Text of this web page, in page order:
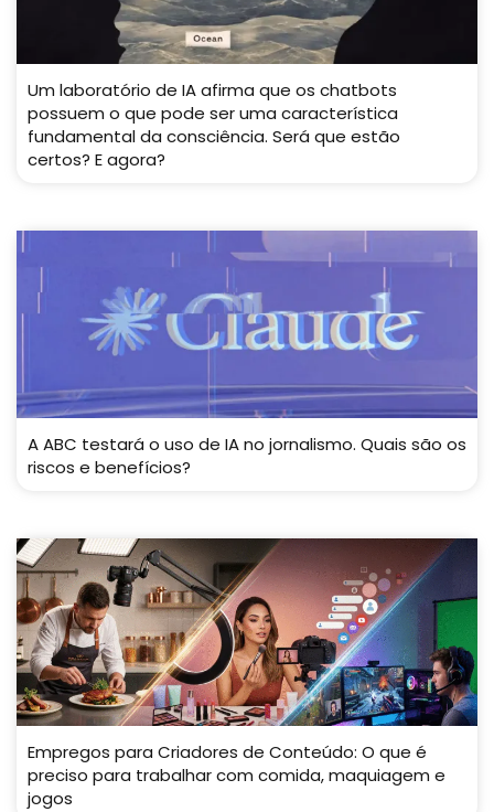
Um laboratório de IA afirma que os chatbots
possuem o que pode ser uma característica
fundamental da consciência. Será que estão
certos? E agora?
A ABC testará o uso de IA no jornalismo. Quais são os
riscos e benefícios?
Empregos para Criadores de Conteúdo: O que é
preciso para trabalhar com comida, maquiagem e
jogos